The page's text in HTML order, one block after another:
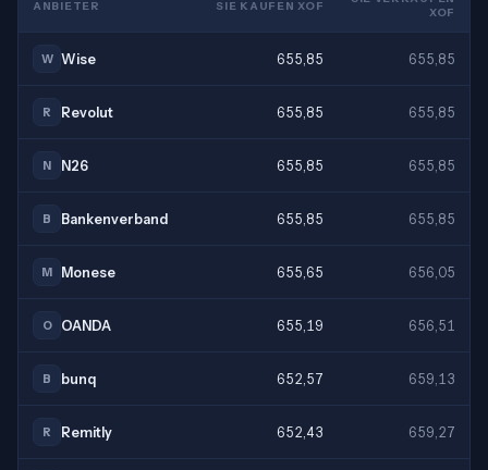
ANBIETER SIE KAUFEN XOF
XOF
W Wise 655,85 655,85
R Revolut 655,85 655,85
N N26 655,85 655,85
B Bankenverband 655,85 655,85
M Monese 655,65 656,05
O OANDA 655,19 656,51
B bunq 652,57 659,13
R Remitly 652,43 659,27